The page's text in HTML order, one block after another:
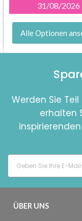
31/08/2026
Alle Optionen
Werden Sie
erhalten
ÜBER UNS